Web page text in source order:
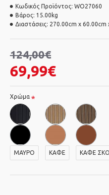
69,99€
124,00€
Κωδικός Προϊόντος: WO27060
Βάρος: 15.00kg
Διαστάσεις: 270.00cm x 60.00cm
Χρώμα
ΜΑΥΡΟ ΚΑΦΕ ΚΑΦΕ